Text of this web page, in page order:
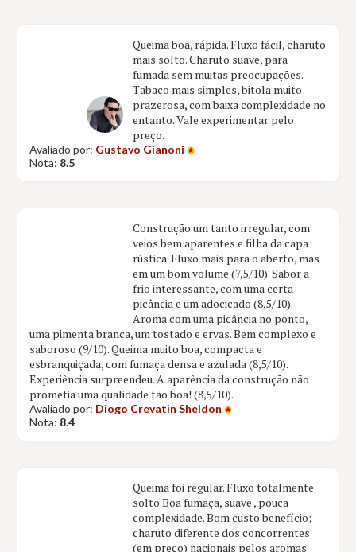
Queima boa, rápida. Fluxo fácil, charuto
mais solto. Charuto suave, para
fumada sem muitas preocupações.
Tabaco mais simples, bitola muito
prazerosa, com baixa complexidade no
entanto. Vale experimentar pelo
preço.
Avaliado por: Gustavo Gianoni
Nota: 8.5
Construção um tanto irregular, com
veios bem aparentes e filha da capa
rústica. Fluxo mais para o aberto, mas
em um bom volume (7,5/10). Sabor a
frio interessante, com uma certa
picância e um adocicado (8,5/10).
Aroma com uma picância no ponto,
uma pimenta branca, um tostado e ervas. Bem complexo e
saboroso (9/10). Queima muito boa, compacta e
esbranquiçada, com fumaça densa e azulada (8,5/10).
Experiência surpreendeu. A aparência da construção não
prometia uma qualidade tão boa! (8,5/10).
Avaliado por: Diogo Crevatin Sheldon
Nota: 8.4
Queima foi regular. Fluxo totalmente
solto Boa fumaça, suave , pouca
complexidade. Bom custo benefício;
charuto diferente dos concorrentes
(em preço) nacionais pelos aromas